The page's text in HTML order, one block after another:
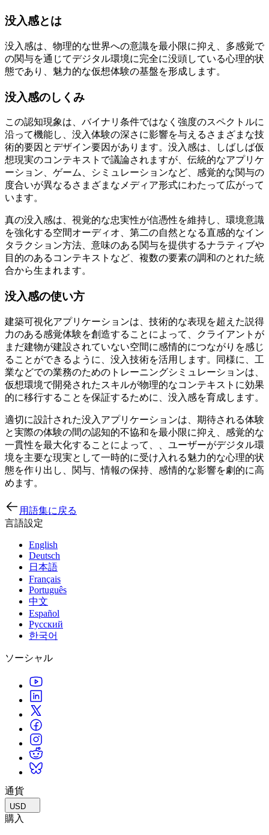
没入感とは
没入感は、物理的な世界への意識を最小限に抑え、多感覚で
の関与を通じてデジタル環境に完全に没頭している心理的状
態であり、魅力的な仮想体験の基盤を形成します。
没入感のしくみ
この認知現象は、バイナリ条件ではなく強度のスペクトルに
沿って機能し、没入体験の深さに影響を与えるさまざまな技
術的要因とデザイン要因があります。没入感は、しばしば仮
想現実のコンテキストで議論されますが、伝統的なアプリケ
ーション、ゲーム、シミュレーションなど、感覚的な関与の
度合いが異なるさまざまなメディア形式にわたって広がって
います。
真の没入感は、視覚的な忠実性が信憑性を維持し、環境意識
を強化する空間オーディオ、第二の自然となる直感的なイン
タラクション方法、意味のある関与を提供するナラティブや
目的のあるコンテキストなど、複数の要素の調和のとれた統
合から生まれます。
没入感の使い方
建築可視化アプリケーションは、技術的な表現を超えた説得
力のある感覚体験を創造することによって、クライアントが
まだ建物が建設されていない空間に感情的につながりを感じ
ることができるように、没入技術を活用します。同様に、工
業などでの業務のためのトレーニングシミュレーションは、
仮想環境で開発されたスキルが物理的なコンテキストに効果
的に移行することを保証するために、没入感を育成します。
適切に設計された没入アプリケーションは、期待される体験
と実際の体験の間の認知的不協和を最小限に抑え、感覚的な
一貫性を最大化することによって、、ユーザーがデジタル環
境を主要な現実として一時的に受け入れる魅力的な心理的状
態を作り出し、関与、情報の保持、感情的な影響を劇的に高
めます。
用語集に戻る
言語設定
English
Deutsch
日本語
Français
Português
中文
Español
Русский
한국어
ソーシャル
通貨
USD
購入